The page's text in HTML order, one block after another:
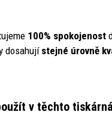
100% spokojenost
dosahují stejné úrovně
v těchto